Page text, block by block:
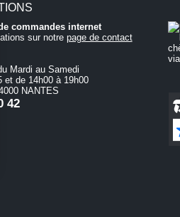
la conformité avec les
commandes internet
sur notre page de contact
Mardi au Samedi
et de 14h00 à 19h00
NANTES
42